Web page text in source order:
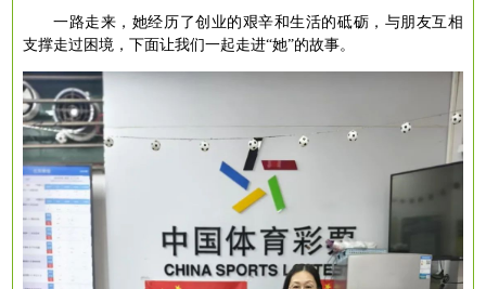
一路走来，她经历了创业的艰辛和生活的砥砺，与朋友互相
支撑走过困境，下面让我们一起走进“她”的故事。